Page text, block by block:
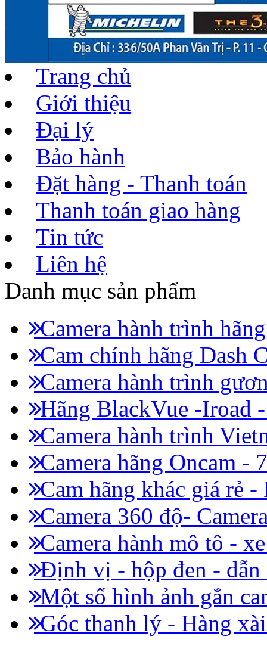
Trang chủ
Giới thiệu
Đại lý
Bảo hành
Đặt hàng - Thanh toán
Thanh toán giao hàng
Tin tức
Liên hệ
Danh mục sản phẩm
Camera hành trình
Cam chính hãng Dash
Camera hành trình
Hãng BlackVue -Iroad
Camera hành trình
Camera hãng Oncam -
Cam hãng khác giá rẻ -
Camera 360 độ-
Camera hành mô tô -
Định vị - hộp đen - dẫn
Một số hình ảnh gắn
Góc thanh lý - Hàng